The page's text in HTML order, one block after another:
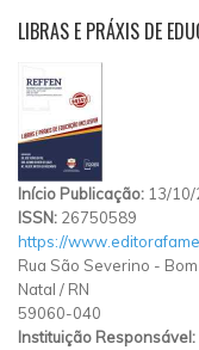
LIBRAS E PRÁXIS DE
Início Publicação: 13/10/
ISSN: 26750589
https://
Rua São Severino -
Natal / RN
59060-040
Instituição Responsável: